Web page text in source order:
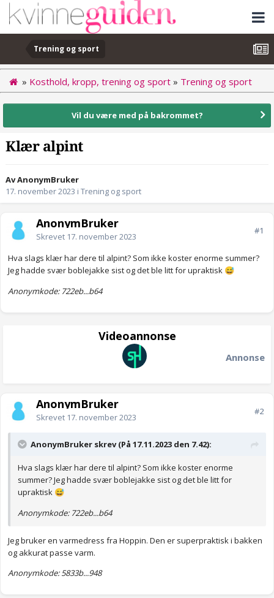
Trening og sport
» Kosthold, kropp, trening og sport » Trening og sport
Vil du være med på bakrommet?
Klær alpint
Av AnonymBruker
17. november 2023 i Trening og sport
AnonymBruker
Skrevet 17. november 2023
#1
Hva slags klær har dere til alpint? Som ikke koster enorme summer?
Jeg hadde svær boblejakke sist og det ble litt for upraktisk 😅
Anonymkode: 722eb...b64
Videoannonse
Annonse
AnonymBruker
Skrevet 17. november 2023
#2
AnonymBruker skrev (På 17.11.2023 den 7.42):
Hva slags klær har dere til alpint? Som ikke koster enorme
summer? Jeg hadde svær boblejakke sist og det ble litt for
upraktisk 😅
Anonymkode: 722eb...b64
Jeg bruker en varmedress fra Hoppin. Den er superpraktisk i bakken
og akkurat passe varm.
Anonymkode: 5833b...948